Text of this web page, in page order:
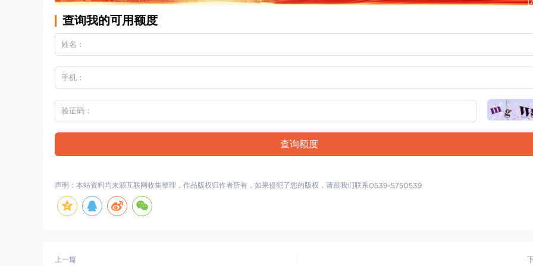
查询我的可用额度
查询额度
声明：本站资料均来源互联网收集整理，作品版权归作者所有，如果侵犯了您的版权，请跟我们联系
上一篇